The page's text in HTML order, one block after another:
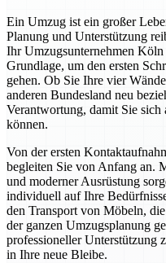
Ein Umzug ist ein großer
Planung und Unterstützung
Ihr Umzugsunternehmen
Grundlage, um den ersten
gehen. Ob Sie Ihre vier
anderen Bundesland neu
Verantwortung, damit Sie sich
können.
Von der ersten
begleiten Sie von Anfang an.
und moderner Ausrüstung
individuell auf Ihre
den Transport von Möbeln,
der ganzen Umzugsplanung
professioneller Unterstützung
in Ihre neue Bleibe.